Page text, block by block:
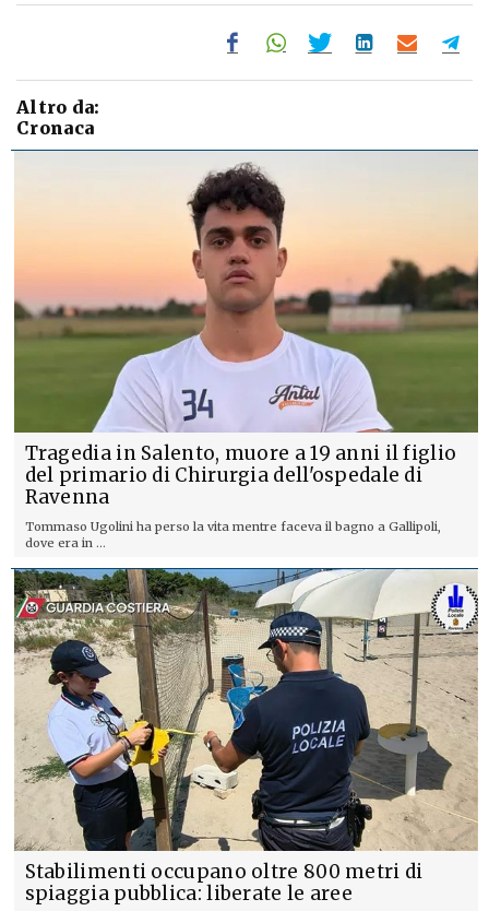
Altro da:
Cronaca
Tragedia in Salento, muore a 19 anni il figlio
del primario di Chirurgia dell'ospedale di
Ravenna
Tommaso Ugolini ha perso la vita mentre faceva il bagno a Gallipoli,
dove era in ...
Stabilimenti occupano oltre 800 metri di
spiaggia pubblica: liberate le aree